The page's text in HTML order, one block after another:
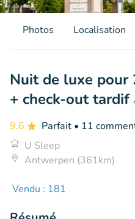
Photos Localisation
Nuit de luxe pour
+ check-out tardif
9.6 Parfait • 11
U Sleep
Antwerpen (361km)
Vendu : 181